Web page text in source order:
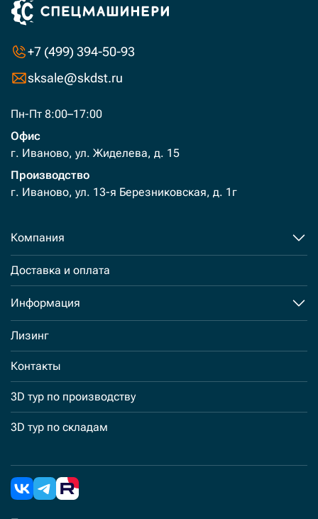
+7 (499) 394-50-93
sksale@skdst.ru
Пн-Пт 8:00–17:00
Офис
г. Иваново, ул. Жиделева, д. 15
Производство
г. Иваново, ул. 13-я Березниковская, д. 1г
Компания
Доставка и оплата
Информация
Лизинг
Контакты
3D тур по производству
3D тур по складам